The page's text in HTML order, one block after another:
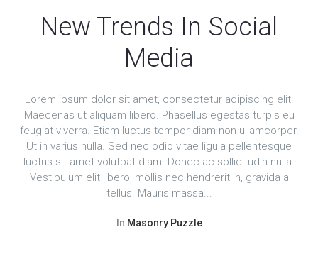
New Trends In Social
Media
Lorem ipsum dolor sit amet, consectetur adipiscing elit.
Maecenas ut aliquam libero. Phasellus egestas turpis eu
feugiat viverra. Etiam luctus tempor diam non ullamcorper.
Ut in varius nulla. Sed nec odio vitae ligula pellentesque
luctus sit amet volutpat diam. Donec ac sollicitudin nulla.
Vestibulum elit libero, mollis nec hendrerit in, gravida a
tellus. Mauris massa...
In Masonry Puzzle